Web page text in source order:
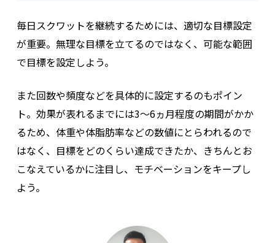
毎日スクワットを継続するためには、適切な目標設定
が重要。無理な目標を立てるのではなく、可能な範囲
で目標を設定しよう。
また回数や頻度などを具体的に設定するのもポイン
ト。効果が表れるまでには3〜6ヵ月程度の期間がかか
るため、体重や体脂肪率などの数値にとらわれるので
はなく、目標をどのくらい達成できたか、きちんとお
こなえているかに注目し、モチベーションをキープし
よう。